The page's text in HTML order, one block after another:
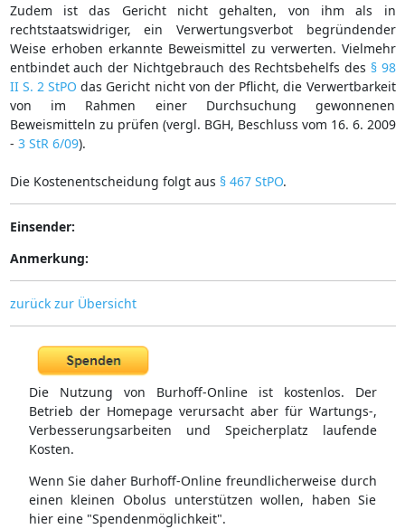
Zudem ist das Gericht nicht gehalten, von ihm als in
rechtstaatswidriger, ein Verwertungsverbot begründender
Weise erhoben erkannte Beweismittel zu verwerten. Vielmehr
entbindet auch der Nichtgebrauch des Rechtsbehelfs des § 98
II S. 2 StPO das Gericht nicht von der Pflicht, die Verwertbarkeit
von im Rahmen einer Durchsuchung gewonnenen
Beweismitteln zu prüfen (vergl. BGH, Beschluss vom 16. 6. 2009
- 3 StR 6/09).
Die Kostenentscheidung folgt aus § 467 StPO.
Einsender:
Anmerkung:
zurück zur Übersicht
Die Nutzung von Burhoff-Online ist kostenlos. Der
Betrieb der Homepage verursacht aber für Wartungs-,
Verbesserungsarbeiten und Speicherplatz laufende
Kosten.
Wenn Sie daher Burhoff-Online freundlicherweise durch
einen kleinen Obolus unterstützen wollen, haben Sie
hier eine "Spendenmöglichkeit".